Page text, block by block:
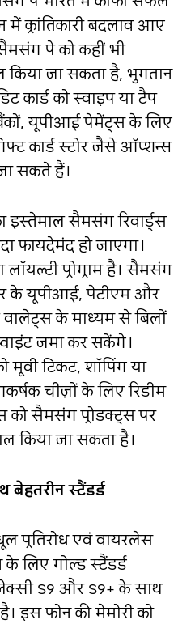
क्रांतिकारी बदलाव आए
पे को कहीं भी
किया जा सकता है, भुगतान
कार्ड को स्वाइप या टैप
यूपीआई पेमेंट्स के लिए
कार्ड स्टोर जैसे ऑप्शन्स
सकते हैं।
सैमसंग रिवार्ड्स
फायदेमंद हो जाएगा।
प्रोग्राम है। सैमसंग
के यूपीआई, पेटीएम और
के माध्यम से बिलों
जमा कर सकेंगे।
मूवी टिकट, शॉपिंग या
चीज़ों के लिए रिडीम
को सैमसंग प्रोडक्ट्स पर
किया जा सकता है।
स्‍टैंडर्ड
प्रतिरोध एवं वायरलेस
के लिए गोल्‍ड स्‍टैंडर्ड
S9 और S9+ के साथ
फोन की मेमोरी को